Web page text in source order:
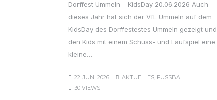
Dorffest Ummeln – KidsDay 20.06.2026 Auch
dieses Jahr hat sich der VfL Ummeln auf dem
KidsDay des Dorffestestes Ummeln gezeigt und
den Kids mit einem Schuss- und Laufspiel eine
kleine…
22. JUNI 2026 AKTUELLES, FUSSBALL
30 VIEWS